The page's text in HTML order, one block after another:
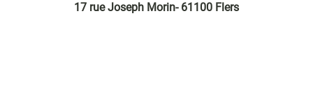
17 rue Joseph Morin- 61100 Flers